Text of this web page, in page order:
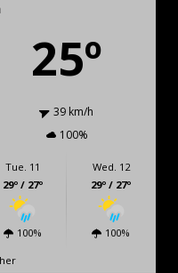
25º
39 km/h
100%
Tue. 11
29º / 27º
100%
Wed. 12
29º / 27º
100%